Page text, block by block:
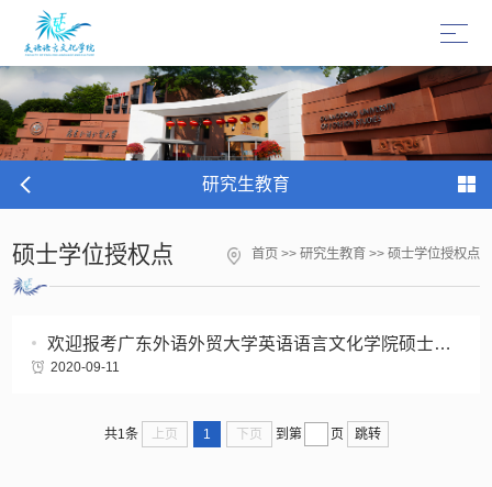
研究生教育
硕士学位授权点 首页 >> 研究生教育 >> 硕士学位授权点
欢迎报考广东外语外贸大学英语语言文化学院硕士研究生
2020-09-11
共1条 上页 1 下页 到第 页 跳转